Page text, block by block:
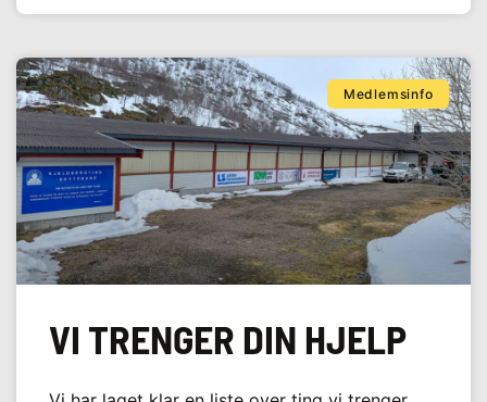
Medlemsinfo
VI TRENGER DIN HJELP